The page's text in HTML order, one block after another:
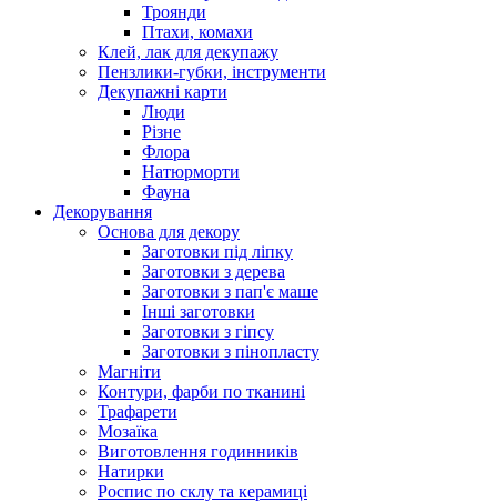
Троянди
Птахи, комахи
Клей, лак для декупажу
Пензлики-губки, інструменти
Декупажні карти
Люди
Різне
Флора
Натюрморти
Фауна
Декорування
Основа для декору
Заготовки під ліпку
Заготовки з дерева
Заготовки з пап'є маше
Інші заготовки
Заготовки з гіпсу
Заготовки з пінопласту
Магніти
Контури, фарби по тканині
Трафарети
Мозаїка
Виготовлення годинників
Натирки
Роспис по склу та керамиці